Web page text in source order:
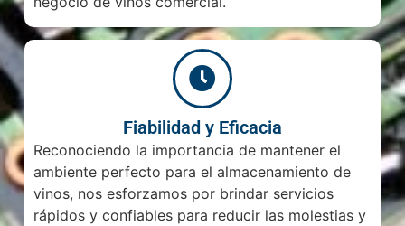
Fiabilidad y Eficacia
Reconociendo la importancia de mantener el
ambiente perfecto para el almacenamiento de
vinos, nos esforzamos por brindar servicios
rápidos y confiables para reducir las molestias y